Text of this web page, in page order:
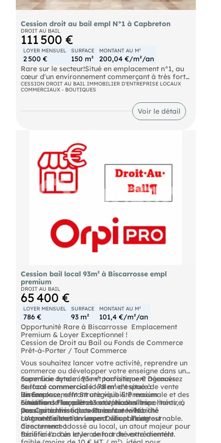
Cession droit au bail empl N°1 à Capbreton
DROIT AU BAIL
111 500 €
LOYER MENSUEL
2 500 €
SURFACE
150 m²
MONTANT AU M²
200,04 €/m²/an
Rare sur le secteur!Situé en emplacement n°1, au
cœur d'un environnement commerçant à très forte
fréquentation, ce local commercial bénéficie d'une
excellente visibilité et d'un flux important.D'une
état général et ne nécessite aucun travaux. Il
dispose d'une belle surface de vente permettant
CESSION DROIT AU BAIL IMMOBILIER D'ENTREPRISE LOCAUX
COMMERCIAUX - BOUTIQUES
Voir le détail
Cession bail local 93m² à Biscarrosse empl
premium
DROIT AU BAIL
65 400 €
LOYER MENSUEL
786 €
SURFACE
93 m²
MONTANT AU M²
101,4 €/m²/an
Opportunité Rare à Biscarrosse  Emplacement
Premium & Loyer Exceptionnel !
Cession de Droit au Bail ou Fonds de Commerce 
Prêt-à-Porter / Tout Commerce
Vous souhaitez lancer votre activité, reprendre un
commerce ou développer votre enseigne dans une
commune dynamique et touristique € Découvrez
ce local commercial idéalement situé à
Biscarrosse, offrant une visibilité maximale et des
conditions financières exceptionnelles.
Des Caractéristiques Rares sur le Marché
Superficie totale : 93 m² parfaitement agencés.
Surface commerciale : 78 m² d'espace de vente
lumineux.
Linéaire de façade : 13 mètres de vitrine linéaire,
vous garantissant une très forte visibilité
commerciale et un impact visuel incontournable.
Un Emplacement Stratégique & Premium
Situation : Flux piétons et véhicules importants, à
proximité immédiate du centre-ville.
Le grand + stationnement : Un parking est
directement adossé au local, un atout majeur pour
faciliter l'accès et le confort de votre clientèle.
L'Atout Maître : Un Loyer Défiant Toute
Concurrence !
Bénéficiez d'un loyer de marché extrêmement